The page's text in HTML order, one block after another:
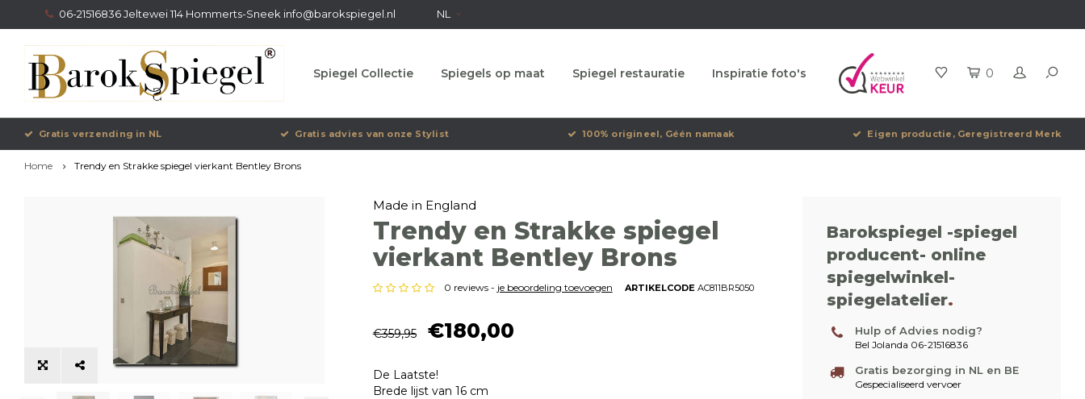
06-21516836 Jeltewei 114 Hommerts-Sneek info@barokspiegel.nl NL
Spiegel Collectie Spiegels op maat Spiegel restauratie Inspiratie foto's 0
Gratis verzending in NL Gratis advies van onze Stylist 100% origineel, Géén namaak Eigen productie, Geregistreerd Merk
Home Trendy en Strakke spiegel vierkant Bentley Brons
Made in England
Trendy en Strakke spiegel
vierkant Bentley Brons
0 reviews - je beoordeling toevoegen ARTIKELCODEAC811BR5050
€359,95 €180,00
De Laatste!
Brede lijst van 16 cm
Barokspiegel -spiegel
producent- online
spiegelwinkel-
spiegelatelier.
Hulp of Advies nodig?
Bel Jolanda 06-21516836
Gratis bezorging in NL en BE
Gespecialiseerd vervoer